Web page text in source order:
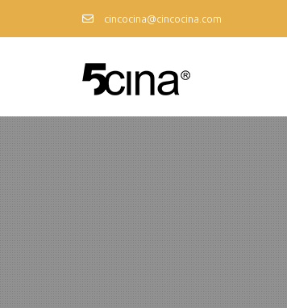
cincocina@cincocina.com